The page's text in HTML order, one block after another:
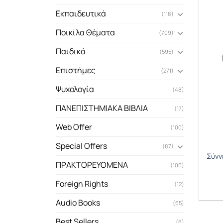
Εκπαιδευτικά (118)
Ποικίλα Θέματα (709)
Παιδικά (595)
Επιστήμες (271)
Ψυχολογία (48)
ΠΑΝΕΠΙΣΤΗΜΙΑΚΑ ΒΙΒΛΙΑ (17)
Web Offer (100)
Special Offers (87)
ΠΡΑΚΤΟΡΕΥΟΜΕΝΑ (100)
Foreign Rights (12)
Audio Books (65)